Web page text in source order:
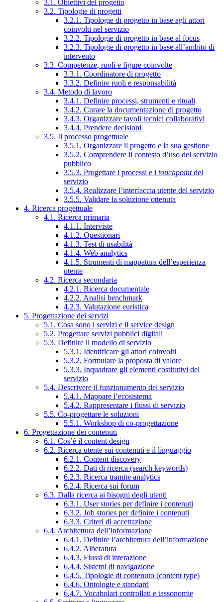
3.1. Obiettivi del progetto
3.2. Tipologie di progetti
3.2.1. Tipologie di progetto in base agli attori
coinvolti nel servizio
3.2.2. Tipologie di progetto in base al focus
3.2.3. Tipologie di progetto in base all’ambito di
intervento
3.3. Competenze, ruoli e figure coinvolte
3.3.1. Coordinatore di progetto
3.3.2. Definire ruoli e responsabilità
3.4. Metodo di lavoro
3.4.1. Definire processi, strumenti e rituali
3.4.2. Curare la documentazione di progetto
3.4.3. Organizzare tavoli tecnici collaborativi
3.4.4. Prendere decisioni
3.5. Il processo progettuale
3.5.1. Organizzare il progetto e la sua gestione
3.5.2. Comprendere il contesto d’uso del servizio
pubblico
3.5.3. Progettare i processi e i touchpointdel
servizio
3.5.4. Realizzare l’interfaccia utente del servizio
3.5.5. Validare la soluzione ottenuta
4. Ricerca progettuale
4.1. Ricerca primaria
4.1.1. Interviste
4.1.2. Questionari
4.1.3. Test di usabilità
4.1.4. Web analytics
4.1.5. Strumenti di mappatura dell’esperienza
utente
4.2. Ricerca secondaria
4.2.1. Ricerca documentale
4.2.2. Analisi benchmark
4.2.3. Valutazione euristica
5. Progettazione dei servizi
5.1. Cosa sono i servizi e il service design
5.2. Progettare servizi pubblici digitali
5.3. Definire il modello di servizio
5.3.1. Identificare gli attori coinvolti
5.3.2. Formulare la proposta di valore
5.3.3. Inquadrare gli elementi costitutivi del
servizio
5.4. Descrivere il funzionamento del servizio
5.4.1. Mappare l’ecosistema
5.4.2. Rappresentare i flussi di servizio
5.5. Co-progettare le soluzioni
5.5.1. Workshop di co-progettazione
6. Progettazione dei contenuti
6.1. Cos’è il content design
6.2. Ricerca utente sui contenuti e il linguaggio
6.2.1. Content discovery
6.2.2. Dati di ricerca (search keywords)
6.2.3. Ricerca tramite analytics
6.2.4. Ricerca sui forum
6.3. Dalla ricerca ai bisogni degli utenti
6.3.1. User stories per definire i contenuti
6.3.2. Job stories per definire i contenuti
6.3.3. Criteri di accettazione
6.4. Architettura dell’informazione
6.4.1. Definire l’architettura dell’informazione
6.4.2. Alberatura
6.4.3. Flussi di interazione
6.4.4. Sistemi di navigazione
6.4.5. Tipologie di contenuto (content type)
6.4.6. Ontologie e standard
6.4.7. Vocabolari controllati e tassonomie